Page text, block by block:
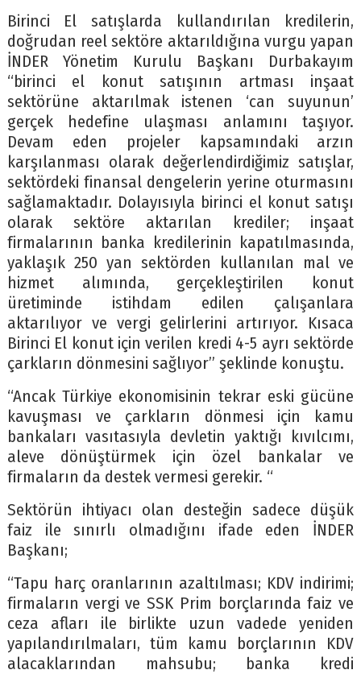
Birinci El satışlarda kullandırılan kredilerin,
doğrudan reel sektöre aktarıldığına vurgu yapan
İNDER Yönetim Kurulu Başkanı Durbakayım
“birinci el konut satışının artması inşaat
sektörüne aktarılmak istenen ‘can suyunun’
gerçek hedefine ulaşması anlamını taşıyor.
Devam eden projeler kapsamındaki arzın
karşılanması olarak değerlendirdiğimiz satışlar,
sektördeki finansal dengelerin yerine oturmasını
sağlamaktadır. Dolayısıyla birinci el konut satışı
olarak sektöre aktarılan krediler; inşaat
firmalarının banka kredilerinin kapatılmasında,
yaklaşık 250 yan sektörden kullanılan mal ve
hizmet alımında, gerçekleştirilen konut
üretiminde istihdam edilen çalışanlara
aktarılıyor ve vergi gelirlerini artırıyor. Kısaca
Birinci El konut için verilen kredi 4-5 ayrı sektörde
çarkların dönmesini sağlıyor” şeklinde konuştu.
“Ancak Türkiye ekonomisinin tekrar eski gücüne
kavuşması ve çarkların dönmesi için kamu
bankaları vasıtasıyla devletin yaktığı kıvılcımı,
aleve dönüştürmek için özel bankalar ve
firmaların da destek vermesi gerekir. “
Sektörün ihtiyacı olan desteğin sadece düşük
faiz ile sınırlı olmadığını ifade eden İNDER
Başkanı;
“Tapu harç oranlarının azaltılması; KDV indirimi;
firmaların vergi ve SSK Prim borçlarında faiz ve
ceza afları ile birlikte uzun vadede yeniden
yapılandırılmaları, tüm kamu borçlarının KDV
alacaklarından mahsubu; banka kredi